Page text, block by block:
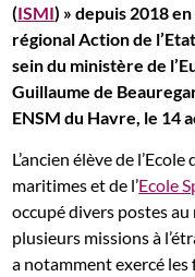
(ISMI) » depuis 2018
régional Action de
sein du ministère de
Guillaume de
ENSM du Havre, le 14
L’ancien élève de
maritimes et de l’Ecole
occupé divers postes
plusieurs missions à
a notamment exercé